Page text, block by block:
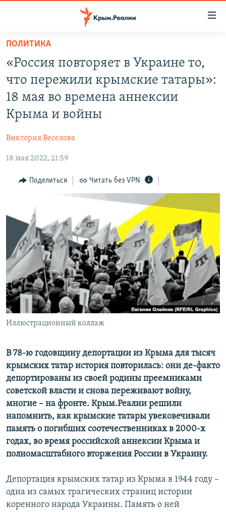
Вернуться
основному
содержанию
Вернутся
главной
Вернутся
КАРТА ВОЕННЫХ ОБЪЕКТОВ КРЫМА
ВОДА
ИСТОРИЯ
ИНТЕРАКТИВ
ИНФОГРАФИКА
ТЕЛЕПРОЕКТ КРЫМ.РЕАЛИИ
СОВЕТЫ ПРАВОЗАЩИТНИКОВ
ПРОПАВШИЕ БЕЗ ВЕСТИ
ПОБЕДИТЕЛЕЙ НЕ СУДЯТ?
КРЫМ.НЕПОКОРЕННЫЙ
ELIFBE
УКРАИНСКАЯ ПРОБЛЕМА КРЫМА
РАДІО СВОБОДА
КАК ОБОЙТИ БЛОКИРОВКУ
Qırımtatar
ПРИСОЕДИНЯЙТЕСЬ!
Все сайты RFE/RL
ПОЛИТИКА
«Россия повторяет в Украине то,
что пережили крымские татары»:
18 мая во времена аннексии
Крыма и войны
Виктория Веселова
18 мая 2022, 21:59
Поделиться Читать без VPN
Иллюстрационный коллаж
В 78-ю годовщину депортации из Крыма для тысяч
крымских татар история повторилась: они де-факто
депортированы из своей родины преемниками
советской власти и снова переживают войну,
многие – на фронте. Крым.Реалии решили
напомнить, как крымские татары увековечивали
память о погибших соотечественниках в 2000-х
годах, во время российской аннексии Крыма и
полномасштабного вторжения России в Украину.
Депортация крымских татар из Крыма в 1944 году –
одна из самых трагических страниц истории
коренного народа Украины. Память о ней